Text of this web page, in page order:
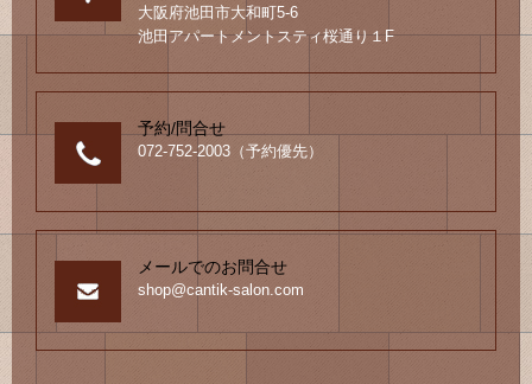
大阪府池田市大和町5-6
池田アパートメントスティ桜通り１F
予約/問合せ
072-752-2003（予約優先）
メールでのお問合せ
shop@cantik-salon.com